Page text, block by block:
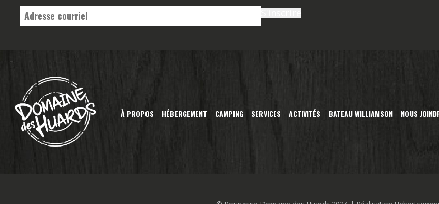
E-
mail*
À PROPOS HÉBERGEMENT CAMPING SERVICES ACTIVITÉS BATEAU WILLIAMSON NOUS